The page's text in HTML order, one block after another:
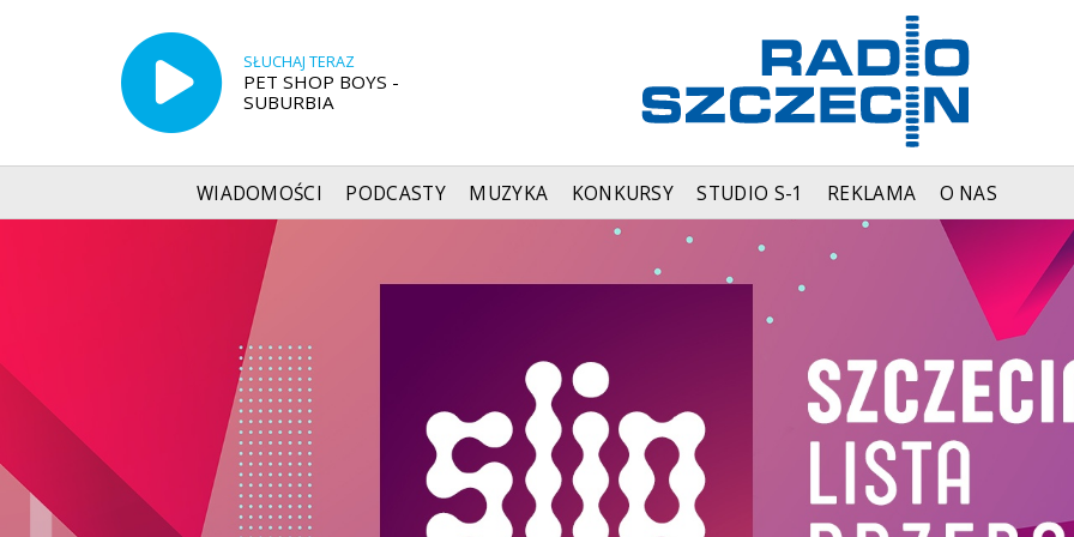
SŁUCHAJ TERAZ
PET SHOP BOYS -
SUBURBIA
WIADOMOŚCI PODCASTY MUZYKA KONKURSY STUDIO S-1 REKLAMA O NAS